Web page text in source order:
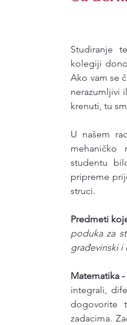
Studiranje
kolegiji
Ako vam se
nerazumljivi
krenuti, tu
U našem
mehaničko
studentu
pripreme
struci.
Predmeti
poduka za
građevinski i
Matematika -
integrali,
dogovorite
zadacima.